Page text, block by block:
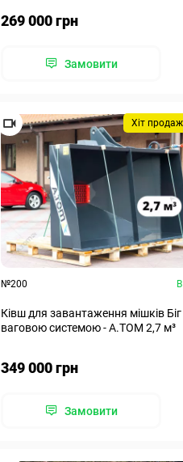
269 000 грн
Замовити
Хіт
№200
Ківш для завантаження мішків Біг
ваговою системою - А.ТОМ 2,7 м³
349 000 грн
Замовити